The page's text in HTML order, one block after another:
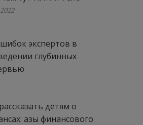
экспертов в
глубинных
детям о
азы финансового